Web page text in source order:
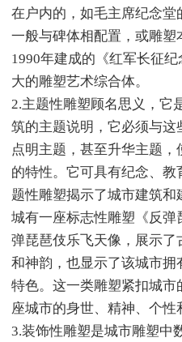
在户内的，如毛主席纪念
一般与碑体相配置，或雕塑
1990年建成的《红军长征
大的雕塑艺术综合体。
2.主题性雕塑顾名思义，它
筑的主题说明，它必须与
点明主题，甚至升华主题
的特性。它可具有纪念、
题性雕塑揭示了城市建筑
城有一座标志性雕塑《反弹
弹琵琶伎乐飞天像，展示了
和神韵，也显示了该城市
特色。这一类雕塑紧扣城
座城市的身世、精神、个性
3.装饰性雕塑是城市雕塑中